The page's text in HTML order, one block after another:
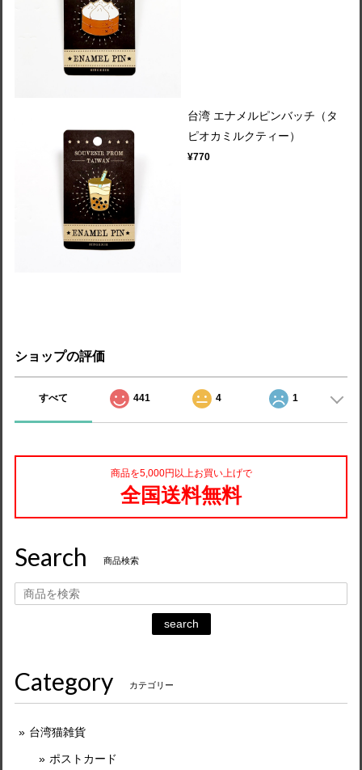
台湾 エナメルピンバッチ（タ
ピオカミルクティー）
¥770
ショップの評価
すべて 441 4 1
商品を5,000円以上お買い上げで
全国送料無料
Search 商品検索
search
Category カテゴリー
台湾猫雑貨
ポストカード